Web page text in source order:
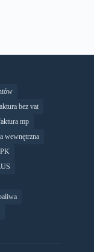
bez vat
mp
wewnętrzna